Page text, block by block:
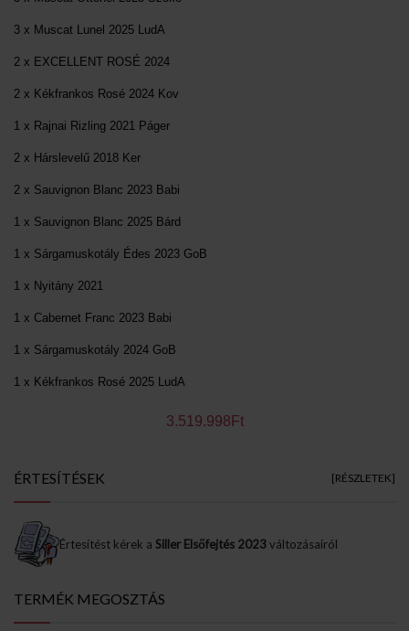
3 x Muscat Lunel 2025 LudA
2 x EXCELLENT ROSÉ 2024
2 x Kékfrankos Rosé 2024 Kov
1 x Rajnai Rizling 2021 Páger
2 x Hárslevelű 2018 Ker
2 x Sauvignon Blanc 2023 Babi
1 x Sauvignon Blanc 2025 Bárd
1 x Sárgamuskotály Édes 2023 GoB
1 x Nyitány 2021
1 x Cabernet Franc 2023 Babi
1 x Sárgamuskotály 2024 GoB
1 x Kékfrankos Rosé 2025 LudA
3.519.998Ft
ÉRTESÍTÉSEK [RÉSZLETEK]
Értesítést kérek a Siller Elsőfejtés 2023változásairól
TERMÉK MEGOSZTÁS